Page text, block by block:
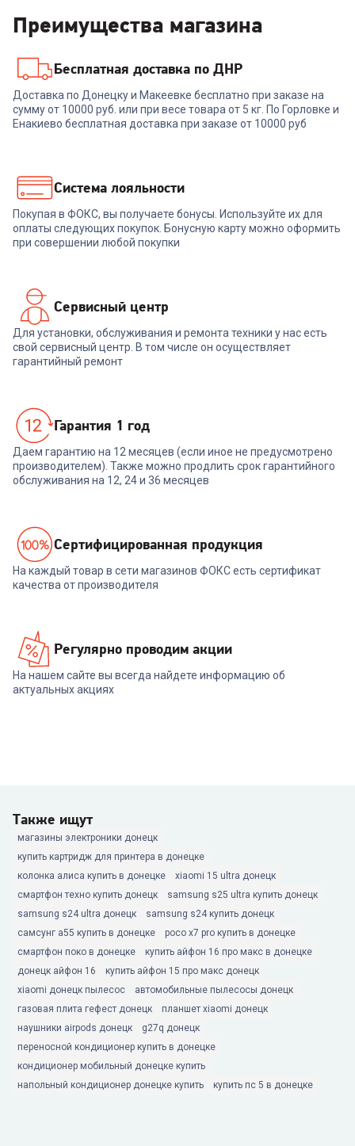
Преимущества магазина
Бесплатная доставка по ДНР
Доставка по Донецку и Макеевке бесплатно при заказе на
сумму от 10000 руб. или при весе товара от 5 кг. По Горловке и
Енакиево бесплатная доставка при заказе от 10000 руб
Система лояльности
Покупая в ФОКС, вы получаете бонусы. Используйте их для
оплаты следующих покупок. Бонусную карту можно оформить
при совершении любой покупки
Сервисный центр
Для установки, обслуживания и ремонта техники у нас есть
свой сервисный центр. В том числе он осуществляет
гарантийный ремонт
Гарантия 1 год
Даем гарантию на 12 месяцев (если иное не предусмотрено
производителем). Также можно продлить срок гарантийного
обслуживания на 12, 24 и 36 месяцев
Cертифицированная продукция
На каждый товар в сети магазинов ФОКС есть сертификат
качества от производителя
Регулярно проводим акции
На нашем сайте вы всегда найдете информацию об
актуальных акциях
Также ищут
магазины электроники донецк
купить картридж для принтера в донецке
колонка алиса купить в донецке
xiaomi 15 ultra донецк
смартфон техно купить донецк
samsung s25 ultra купить донецк
samsung s24 ultra донецк
samsung s24 купить донецк
самсунг а55 купить в донецке
poco x7 pro купить в донецке
смартфон поко в донецке
купить айфон 16 про макс в донецке
донецк айфон 16
купить айфон 15 про макс донецк
xiaomi донецк пылесос
автомобильные пылесосы донецк
газовая плита гефест донецк
планшет xiaomi донецк
наушники airpods донецк
g27q донецк
переносной кондиционер купить в донецке
кондиционер мобильный донецке купить
напольный кондиционер донецке купить
купить пс 5 в донецке